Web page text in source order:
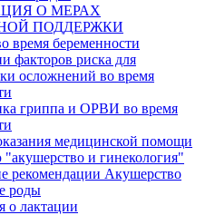
О МЕРАХ
ПОДДЕРЖКИ
время беременности
факторов риска для
осложнений во время
гриппа и ОРВИ во время
медицинской помощи
и гинекология"
рекомендации Акушерство
роды
о лактации